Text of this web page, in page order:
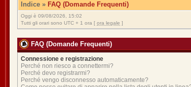
Indice » FAQ (Domande Frequenti)
Oggi è 09/08/2026, 15:02
Tutti gli orari sono UTC + 1 ora [ ora legale ]
FAQ (Domande Frequenti)
Connessione e registrazione
Perché non riesco a connettermi?
Perché devo registrarmi?
Perché vengo disconnesso automaticamente?